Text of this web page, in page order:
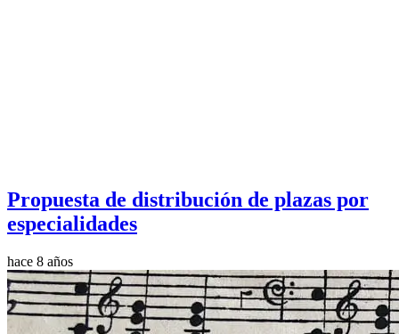
Propuesta de distribución de plazas por
especialidades
hace 8 años